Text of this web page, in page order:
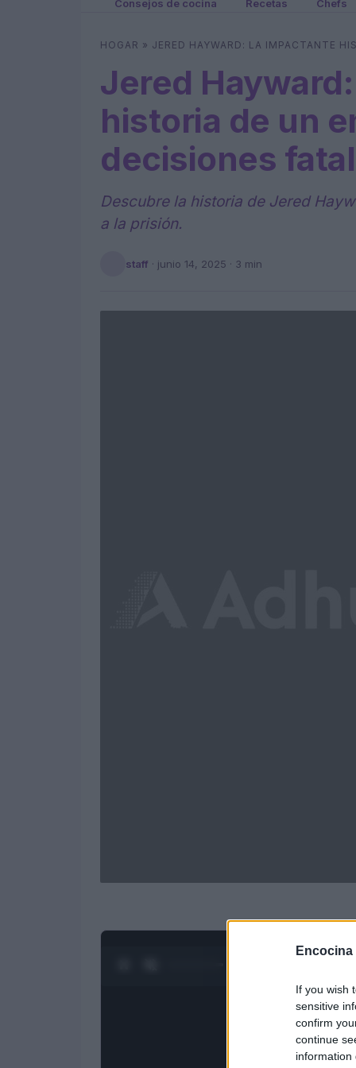
Encocina
If you wish
sensitive
confirm
continue
information
Consejos de cocina Recetas Chefs
HOGAR » JERED HAYWARD: LA IMPACTANTE
Jered
historia de un
decisiones
Descubre la historia de Jered
a la prisión.
staff · junio 14, 2025 · 3 min